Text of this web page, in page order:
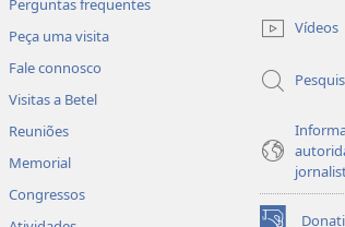
Perguntas frequentes
Peça uma visita
Fale connosco
Visitas a Betel
Reuniões
Memorial
Congressos
uma
nova
Vídeos